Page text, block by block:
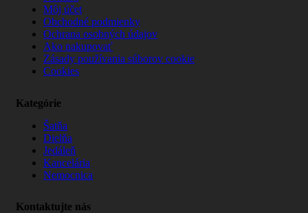
Môj účet
Obchodné podmienky
Ochrana osobných údajov
Ako nakupovať
Zásady používania súborov cookie
Cookies
Kategórie
Šatňa
Dielňa
Jedáleň
Kancelária
Nemocnica
Kontaktujte nás